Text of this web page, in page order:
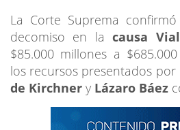
La Corte Suprema
decomiso en la causa
$85.000 millones a
los recursos presentados por
de Kirchner y Lázaro Báez